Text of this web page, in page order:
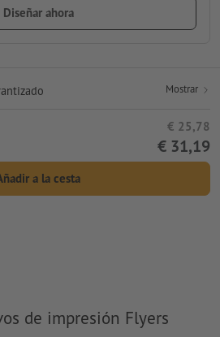
Diseñar ahora
Mostrar
€ 25,78
€ 31,19
a la cesta
de impresión Flyers